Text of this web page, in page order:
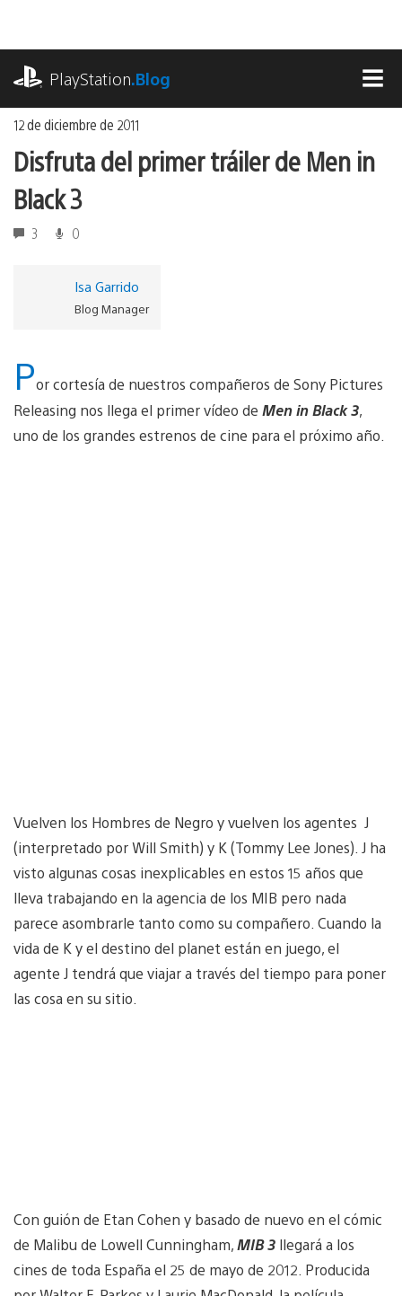
contenido
PlayStation.Blog
12 de diciembre de 2011
Disfruta del primer tráiler de Men in
Black 3
3 0
Isa Garrido
Blog Manager
Por cortesía de nuestros compañeros de Sony Pictures
Releasing nos llega el primer vídeo de Men in Black 3,
uno de los grandes estrenos de cine para el próximo año.
Vuelven los Hombres de Negro y vuelven los agentes J
(interpretado por Will Smith) y K (Tommy Lee Jones). J ha
visto algunas cosas inexplicables en estos 15 años que
lleva trabajando en la agencia de los MIB pero nada
parece asombrarle tanto como su compañero. Cuando la
vida de K y el destino del planet están en juego, el
agente J tendrá que viajar a través del tiempo para poner
las cosa en su sitio.
Con guión de Etan Cohen y basado de nuevo en el cómic
de Malibu de Lowell Cunningham,MIB 3 llegará a los
cines de toda España el 25 de mayo de 2012. Producida